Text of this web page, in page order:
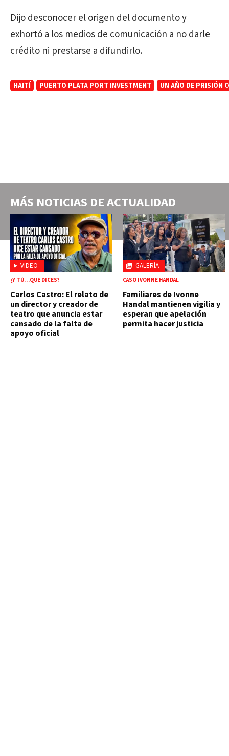
Dijo desconocer el origen del documento y
exhortó a los medios de comunicación a no darle
crédito ni prestarse a difundirlo.
HAITÍ PUERTO PLATA PORT INVESTMENT UN AÑO DE PRISIÓN
MÁS NOTICIAS DEACTUALIDAD
VIDEO
¿Y TÚ…QUE DICES?
Carlos Castro: El relato de
un director y creador de
teatro que anuncia estar
cansado de la falta de
apoyo oficial
GALERÍA
CASO IVONNE HANDAL
Familiares de Ivonne
Handal mantienen vigilia y
esperan que apelación
permita hacer justicia